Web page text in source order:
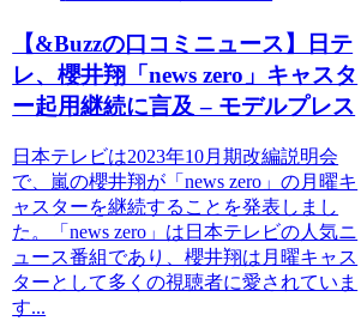
【&Buzzの口コミニュース】日テ
レ、櫻井翔「news zero」キャスタ
ー起用継続に言及 – モデルプレス
日本テレビは2023年10月期改編説明会
で、嵐の櫻井翔が「news zero」の月曜キ
ャスターを継続することを発表しまし
た。「news zero」は日本テレビの人気ニ
ュース番組であり、櫻井翔は月曜キャス
ターとして多くの視聴者に愛されていま
す...